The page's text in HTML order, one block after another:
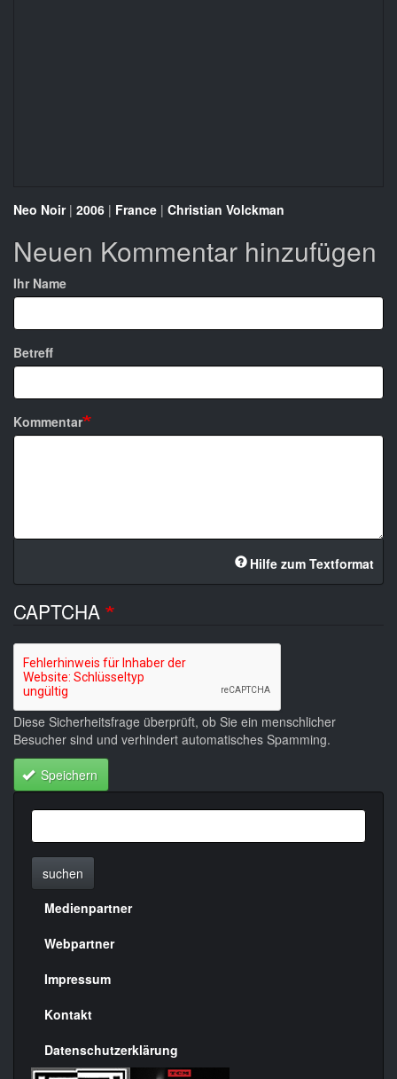
Neo Noir| 2006 | France | Christian Volckman
Neuen Kommentar hinzufügen
Ihr Name
Betreff
Kommentar
Hilfe zum Textformat
CAPTCHA
Diese Sicherheitsfrage überprüft, ob Sie ein menschlicher
Besucher sind und verhindert automatisches Spamming.
Speichern
suchen
Menülinks
rechte
Seite
Medienpartner
Webpartner
Impressum
Kontakt
Datenschutzerklärung